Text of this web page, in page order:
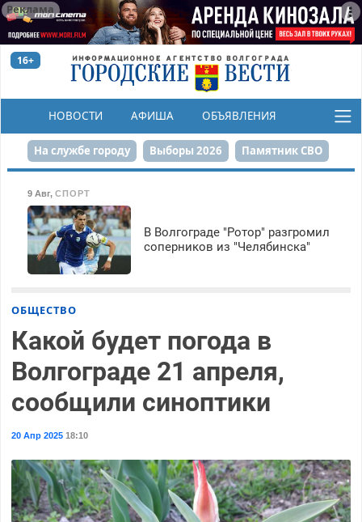
Реклама
16+
НОВОСТИ АФИША ОБЪЯВЛЕНИЯ
КОНКУРСЫ
На службе городу Выборы 2026 Памятник СВО
Набережная День Победы
80-летие Победы Парк Героев-летчиков
9 Авг, СПОРТ
В Волгограде "Ротор" разгромил
соперников из "Челябинска"
ОБЩЕСТВО
Какой будет погода в
Волгограде 21 апреля,
сообщили синоптики
20 Апр 202518:10